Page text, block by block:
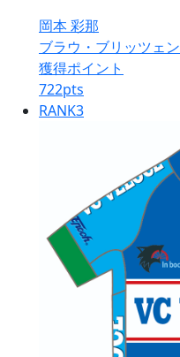
岡本 彩那
ブラウ・ブリッツェン
獲得ポイント
722pts
RANK3